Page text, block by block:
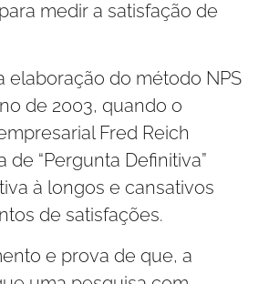
medir a satisfação de
elaboração do método NPS
de 2003, quando o
Fred Reich
de “Pergunta Definitiva”
à longos e cansativos
de satisfações.
e prova de que, a